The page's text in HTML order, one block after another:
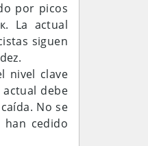
por picos
La actual
siguen
nivel clave
debe
No se
cedido